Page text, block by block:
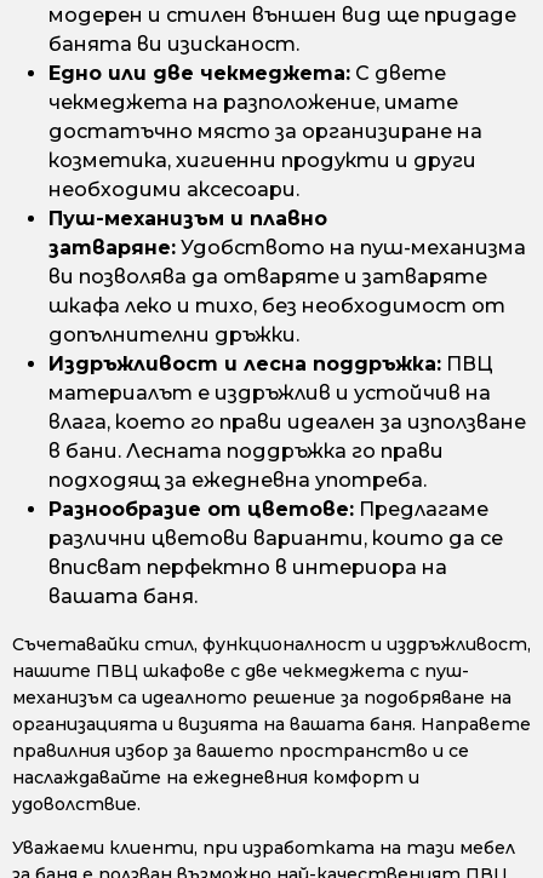
модерен и стилен външен вид ще придаде
банята ви изисканост.
Едно или две чекмеджета: С двете
чекмеджета на разположение, имате
достатъчно място за организиране на
козметика, хигиенни продукти и други
необходими аксесоари.
Пуш-механизъм и плавно
затваряне: Удобството на пуш-механизма
ви позволява да отваряте и затваряте
шкафа леко и тихо, без необходимост от
допълнителни дръжки.
Издръжливост и лесна поддръжка: ПВЦ
материалът е издръжлив и устойчив на
влага, което го прави идеален за използване
в бани. Лесната поддръжка го прави
подходящ за ежедневна употреба.
Разнообразие от цветове: Предлагаме
различни цветови варианти, които да се
вписват перфектно в интериора на
вашата баня.
Съчетавайки стил, функционалност и издръжливост,
нашите ПВЦ шкафове с две чекмеджета с пуш-
механизъм са идеалното решение за подобряване на
организацията и визията на вашата баня. Направете
правилния избор за вашето пространство и се
наслаждавайте на ежедневния комфорт и
удоволствие.
Уважаеми клиенти, при изработката на тази мебел